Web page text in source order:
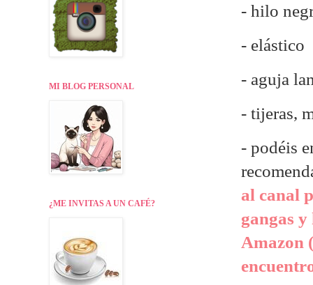
- hilo
- elástico
- aguja
- tijeras,
- podéis
al canal
gangas
Amazon
MI BLOG PERSONAL
¿ME INVITAS A UN CAFÉ?